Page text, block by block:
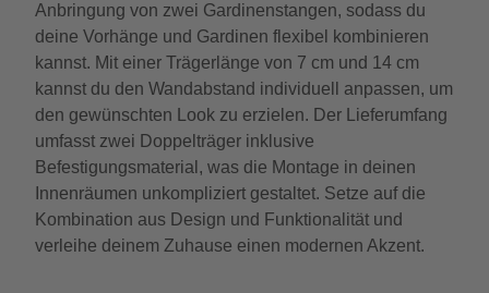
Anbringung von zwei Gardinenstangen, sodass du
deine Vorhänge und Gardinen flexibel kombinieren
kannst. Mit einer Trägerlänge von 7 cm und 14 cm
kannst du den Wandabstand individuell anpassen, um
den gewünschten Look zu erzielen. Der Lieferumfang
umfasst zwei Doppelträger inklusive
Befestigungsmaterial, was die Montage in deinen
Innenräumen unkompliziert gestaltet. Setze auf die
Kombination aus Design und Funktionalität und
verleihe deinem Zuhause einen modernen Akzent.